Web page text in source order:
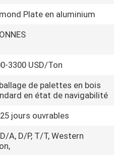
Plate en aluminium
3300 USD/Ton
de palettes en bois
en état de navigabilité
jours ouvrables
D/A, D/P, T/T, Western